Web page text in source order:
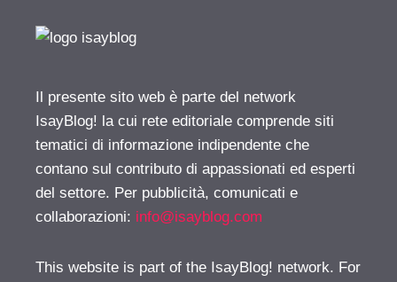
Il presente sito web è parte del network
IsayBlog! la cui rete editoriale comprende siti
tematici di informazione indipendente che
contano sul contributo di appassionati ed esperti
del settore. Per pubblicità, comunicati e
collaborazioni: info@isayblog.com
This website is part of the IsayBlog! network. For